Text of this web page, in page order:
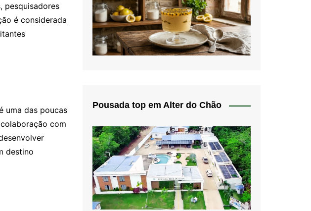
pesquisadores
é considerada
uma das poucas
com
destino
Pousada top em Alter do Chão